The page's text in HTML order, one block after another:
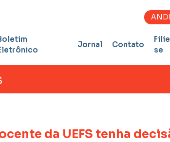
Jornal Contato
se
da UEFS tenha